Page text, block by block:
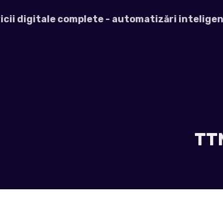
digitale complete - automatizări